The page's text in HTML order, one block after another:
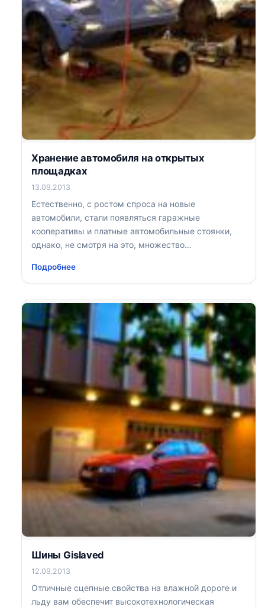
Хранение автомобиля на открытых
площадках
13.09.2013
Естественно, с ростом спроса на новые
автомобили, стали появляться гаражные
кооперативы и платные автомобильные стоянки,
однако, не смотря на это, множество
безгаражного места хранения машины
Подробнее
Шины Gislaved
12.09.2013
Отличные сцепные свойства на влажной дороге и
льду вам обеспечит высокотехнологическая